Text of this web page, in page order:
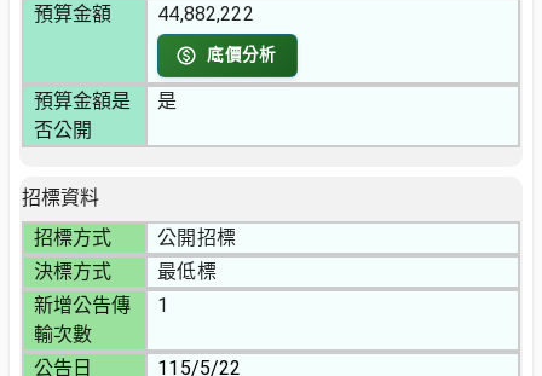
預算金額 44,882,222
底價分析
預算金額是
否公開
是
招標資料
招標方式
公開招標
決標方式
最低標
新增公告傳
輸次數
1
公告日
115/5/22